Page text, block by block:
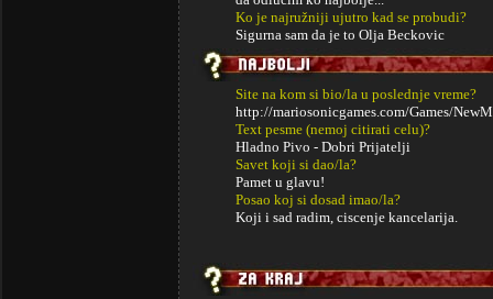
Ko je najružniji ujutro kad se probudi?
Sigurna sam da je to Olja Beckovic
Site na kom si bio/la u poslednje vreme?
http://mariosonicgames.com/Games/
Text pesme (nemoj citirati celu)?
Hladno Pivo - Dobri Prijatelji
Savet koji si dao/la?
Pamet u glavu!
Posao koj si dosad imao/la?
Koji i sad radim, ciscenje kancelarija.